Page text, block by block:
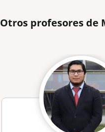
Otros profesores de